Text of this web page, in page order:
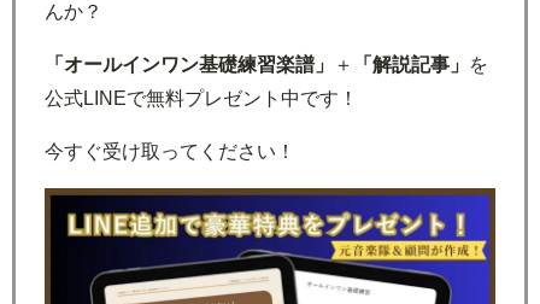
んか？
「オールインワン基礎練習楽譜」 ＋ 「解説記事」 を
公式LINEで無料プレゼント中です！
今すぐ受け取ってください！